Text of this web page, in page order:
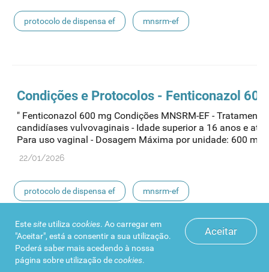
protocolo de dispensa ef mnsrm-ef
Condições e Protocolos - Fenticonazol
" Fenticonazol 600 mg Condições MNSRM-EF - Tratamento
candidíases vulvovaginais - Idade superior a 16 anos e até
Para uso vaginal - Dosagem Máxima por unidade: 600 mg -
22/01/2026
protocolo de dispensa ef mnsrm-ef
medicamentos de uso humano
Condições e Protocolos - Associação de
Aceitar
Estesite utiliza cookies. Ao carregar em
"Aceitar", está a consentir a sua utilização.
Poderá saber mais acedendo à nossa
página sobre utilização decookies.